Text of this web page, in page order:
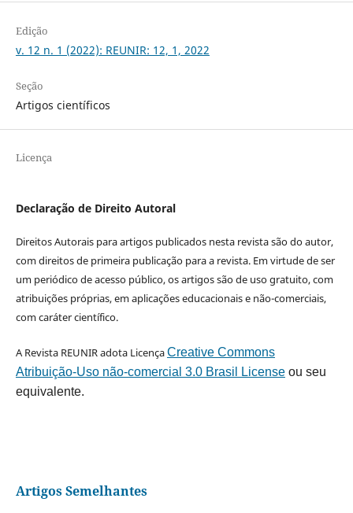
Edição
v. 12 n. 1 (2022): REUNIR: 12, 1, 2022
Seção
Artigos científicos
Licença
Declaração de Direito Autoral
Direitos Autorais para artigos publicados nesta revista são do autor,
com direitos de primeira publicação para a revista. Em virtude de ser
um periódico de acesso público, os artigos são de uso gratuito, com
atribuições próprias, em aplicações educacionais e não-comerciais,
com caráter científico.
A Revista REUNIR adota LicençaCreative Commons
Atribuição-Uso não-comercial 3.0 Brasil Licenseou seu
equivalente.
Artigos Semelhantes